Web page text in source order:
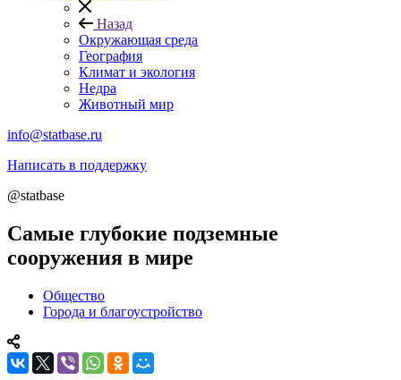
Назад
Окружающая среда
География
Климат и экология
Недра
Животный мир
info@statbase.ru
Написать в поддержку
@statbase
Самые глубокие подземные
сооружения в мире
Общество
Города и благоустройство